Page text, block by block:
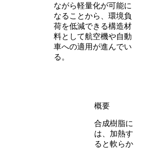
ながら軽量化が可能に
なることから、環境負
荷を低減できる構造材
料として航空機や自動
車への適用が進んでい
る。
概要
合成樹脂に
は、加熱す
ると軟らか